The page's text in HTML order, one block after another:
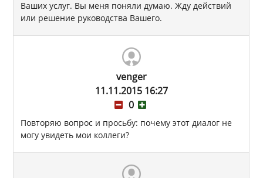
Ваших услуг. Вы меня поняли думаю. Жду действий
или решение руководства Вашего.
venger
11.11.2015 16:27
0
Повторяю вопрос и просьбу: почему этот диалог не
могу увидеть мои коллеги?